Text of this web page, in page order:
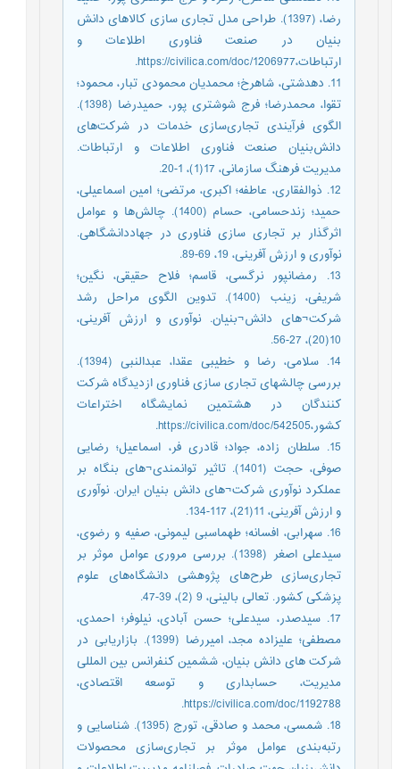
رضا، (1397). طراحی مدل تجاری سازی کالاهای دانش
بنیان در صنعت فناوری اطلاعات و
ارتباطات،https://civilica.com/doc/1206977.
11. دهدشتی، شاهرخ؛ محمدیان محمودی تبار، محمود؛
تقوا، محمدرضا؛ فرج شوشتری پور، حمیدرضا (1398).
الگوی فرآیندی تجاری‌سازی خدمات در شرکت‌‌های
دانش‌‌بنیان صنعت فناوری اطلاعات و ارتباطات.
مدیریت فرهنگ سازمانی، 17(1)، 1-20.
12. ذوالفقاری، عاطفه؛ اکبری، مرتضی؛ امین‌ اسماعیلی،
حمید؛ زندحسامی، حسام (1400). چالش‌ها و عوامل
اثرگذار بر تجاری سازی فناوری در جهاددانشگاهی.
نوآوری و ارزش آفرینی، 19، 69-89.
13. رمضانپور نرگسی، قاسم؛ فلاح حقیقی، نگین؛
شریفی، زینب (1400). تدوین الگوی مراحل رشد
شرکت¬های دانش¬بنیان. نوآوری و ارزش آفرینی،
10(20)، 27-56.
14. سلامی، رضا و خطیبی عقدا، عبدالنبی (1394).
بررسی چالشهای تجاری سازی فناوری ازدیدگاه شرکت
کنندگان در هشتمین نمایشگاه اختراعات
کشور،https://civilica.com/doc/542505.
15. سلطان زاده، جواد؛ قادری فر، اسماعیل؛ رضایی
صوفی، حجت (1401). تاثیر توانمندی¬های بنگاه بر
عملکرد نوآوری شرکت¬های دانش بنیان ایران. نوآوری
و ارزش آفرینی، 11(21)، 117-134.
16. سهرابی، افسانه؛ طهماسبی لیمونی، صفیه و رضوی،
سیدعلی اصغر (1398). بررسی مروری عوامل موثر بر
تجاری‌سازی طرح‌های پژوهشی دانشگاه‌های علوم
پزشکی کشور. تعالی بالینی، 9 (2)، 39-47.
17. سیدصدر، سیدعلی؛ حسن آبادی، نیلوفر؛ احمدی،
مصطفی؛ علیزاده مجد، امیررضا (1399). بازاریابی در
شرکت های دانش بنیان، ششمین کنفرانس بین المللی
مدیریت، حسابداری و توسعه اقتصادی،
https://civilica.com/doc/1192788.
18. شمسی، محمد و صادقی، تورج (1395). شناسایی و
رتبه‌بندی عوامل موثر بر تجاری‌سازی محصولات